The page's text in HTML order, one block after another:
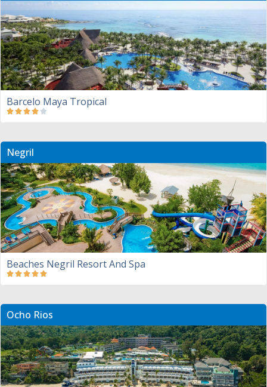
Barcelo Maya Tropical
Negril
Beaches Negril Resort And Spa
Ocho Rios